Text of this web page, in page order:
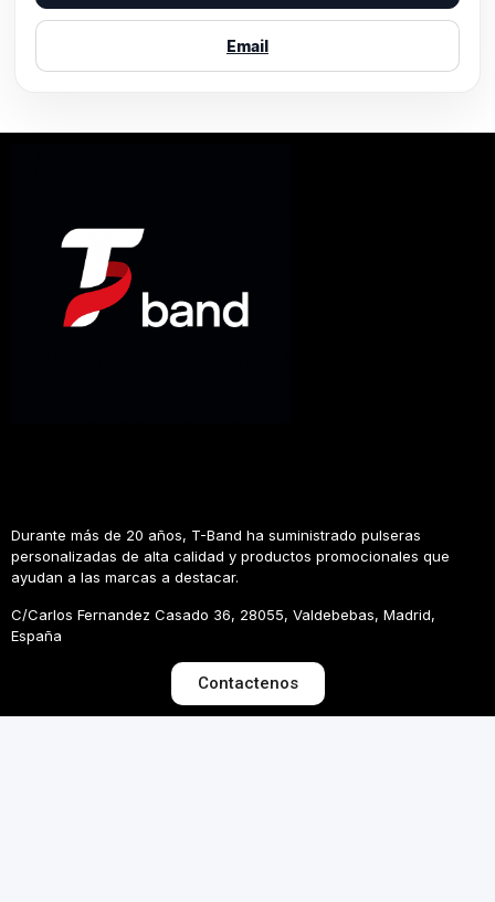
Email
Durante más de 20 años, T-Band ha suministrado pulseras
personalizadas de alta calidad y productos promocionales que
ayudan a las marcas a destacar.
C/Carlos Fernandez Casado 36, 28055, Valdebebas, Madrid,
España
Contactenos